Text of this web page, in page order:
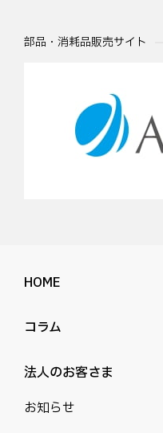
部品・消耗品販売サイト
HOME
コラム
法人のお客さま
お知らせ